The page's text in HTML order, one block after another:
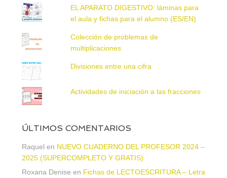
EL APARATO DIGESTIVO: láminas para
el aula y fichas para el alumno (ES/EN)
Colección de problemas de
multiplicaciones
Divisiones entre una cifra
Actividades de iniciación a las fracciones
ÚLTIMOS COMENTARIOS
Raquel en NUEVO CUADERNO DEL PROFESOR 2024 –
2025 (SUPERCOMPLETO Y GRATIS)
Roxana Denise en Fichas de LECTOESCRITURA – Letra